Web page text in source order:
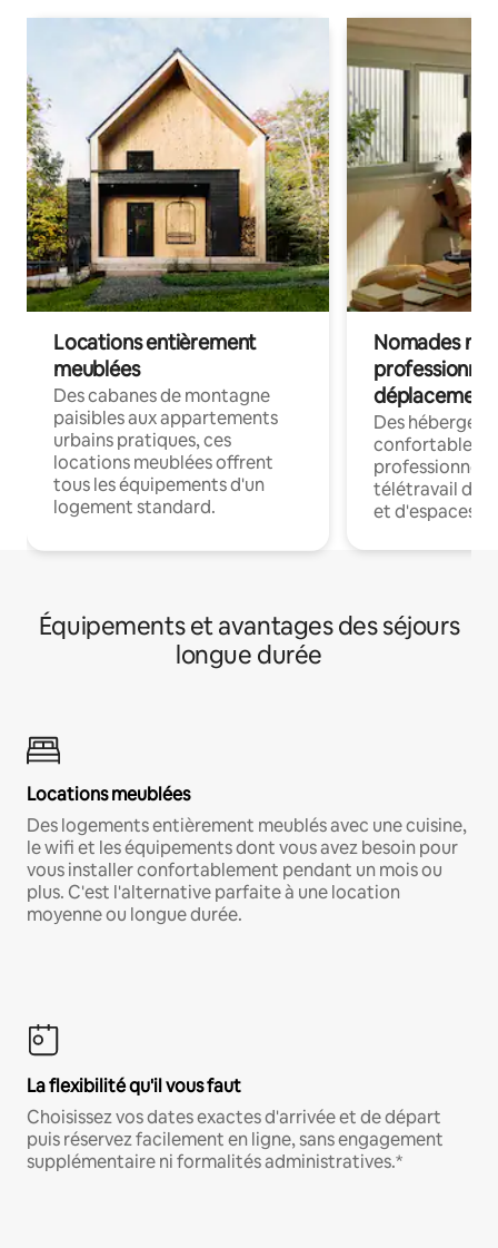
Locations entièrement
meublées
Des cabanes de montagne
paisibles aux appartements
urbains pratiques, ces
locations meublées offrent
tous les équipements d'un
logement standard.
Nomades
déplacement
Des
confortables
professionnels
télétravail
et d'espaces
Équipements et avantages des séjours
longue durée
Locations meublées
Des logements entièrement meublés avec une cuisine,
le wifi et les équipements dont vous avez besoin pour
vous installer confortablement pendant un mois ou
plus. C'est l'alternative parfaite à une location
moyenne ou longue durée.
La flexibilité qu'il vous faut
Choisissez vos dates exactes d'arrivée et de départ
puis réservez facilement en ligne, sans engagement
supplémentaire ni formalités administratives.*